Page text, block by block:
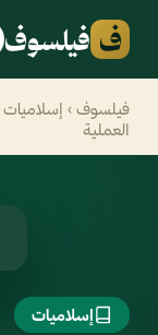
ف فيلسوف
فيلسوف › إسلاميات
العملية
إسلاميات